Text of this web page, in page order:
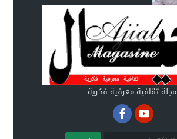
مجلة ثقافية معرفية فكرية